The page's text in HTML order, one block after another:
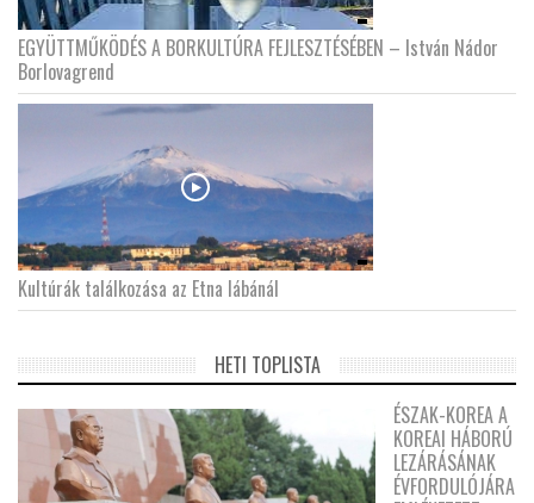
EGYÜTTMŰKÖDÉS A BORKULTÚRA FEJLESZTÉSÉBEN – István Nádor
Borlovagrend
Kultúrák találkozása az Etna lábánál
HETI TOPLISTA
ÉSZAK-KOREA A
KOREAI HÁBORÚ
LEZÁRÁSÁNAK
ÉVFORDULÓJÁRA